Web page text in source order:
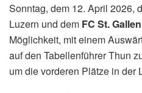
Sonntag, dem 12. April 2026,
Luzern und dem FC St. Gallen
Möglichkeit, mit einem
auf den Tabellenführer Thun
um die vorderen Plätze in der